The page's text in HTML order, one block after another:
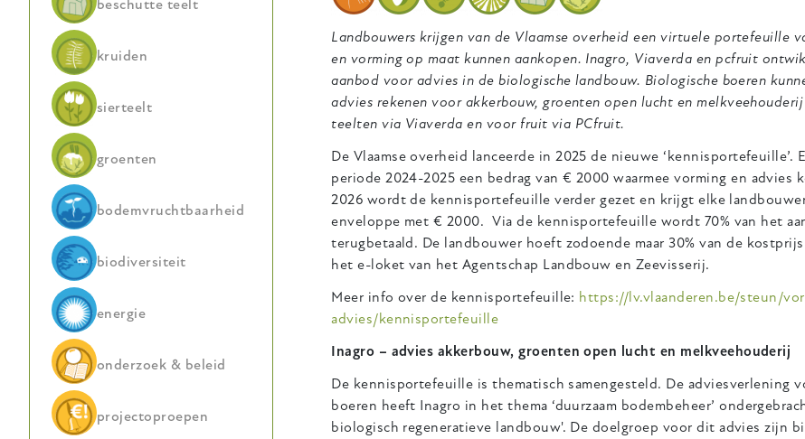
Landbouwers krijgen van de Vlaamse overheid een virtuele portefeuille
en vorming op maat kunnen aankopen. Inagro, Viaverda en pcfruit
aanbod voor advies in de biologische landbouw. Biologische boeren
advies rekenen voor akkerbouw, groenten open lucht en
teelten via Viaverda en voor fruit via PCfruit.
De Vlaamse overheid lanceerde in 2025 de nieuwe ‘kennisportefeuille’.
periode 2024-2025 een bedrag van € 2000 waarmee vorming en advies
2026 wordt de kennisportefeuille verder gezet en krijgt elke
enveloppe met € 2000. Via de kennisportefeuille wordt 70% van het
terugbetaald. De landbouwer hoeft zodoende maar 30% van de
het e-loket van het Agentschap Landbouw en Zeevisserij.
Meer info over de kennisportefeuille: https://lv.vlaanderen.be/steun/
advies/kennisportefeuille
Inagro – advies akkerbouw, groenten open lucht en melkveehouderij
De kennisportefeuille is thematisch samengesteld. De adviesverlening
boeren heeft Inagro in het thema ‘duurzaam bodembeheer’
biologisch regeneratieve landbouw'. De doelgroep voor dit advies zijn
beschutte teelt
kruiden
sierteelt
groenten
bodemvruchtbaarheid
biodiversiteit
energie
onderzoek & beleid
projectoproepen